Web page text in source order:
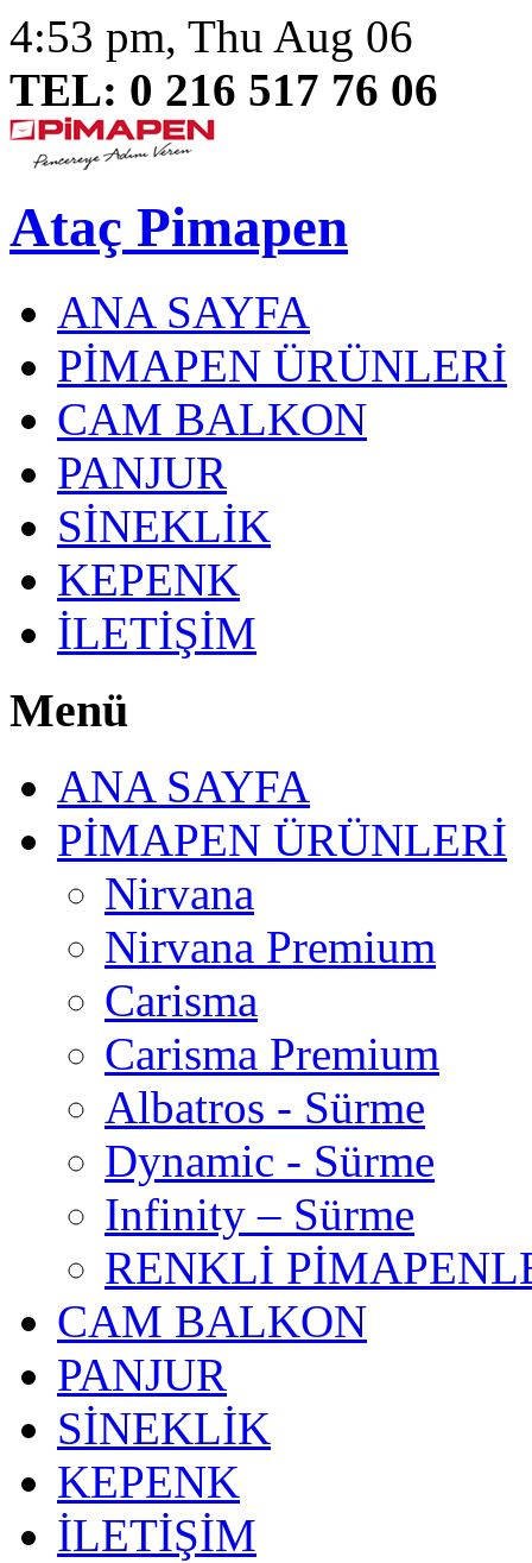
4:53 pm, Thu Aug 06
TEL: 0 216 517 76 06
Ataç Pimapen
ANA SAYFA
PİMAPEN ÜRÜNLERİ
CAM BALKON
PANJUR
SİNEKLİK
KEPENK
İLETİŞİM
Menü
ANA SAYFA
PİMAPEN ÜRÜNLERİ
Nirvana
Nirvana Premium
Carisma
Carisma Premium
Albatros - Sürme
Dynamic - Sürme
Infinity – Sürme
RENKLİ
CAM BALKON
PANJUR
SİNEKLİK
KEPENK
İLETİŞİM